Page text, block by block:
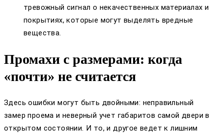
тревожный сигнал о некачественных материалах и
покрытиях, которые могут выделять вредные
вещества.
Промахи с размерами: когда
«почти» не считается
Здесь ошибки могут быть двойными: неправильный
замер проема и неверный учет габаритов самой двери в
открытом состоянии. И то, и другое ведет к лишним